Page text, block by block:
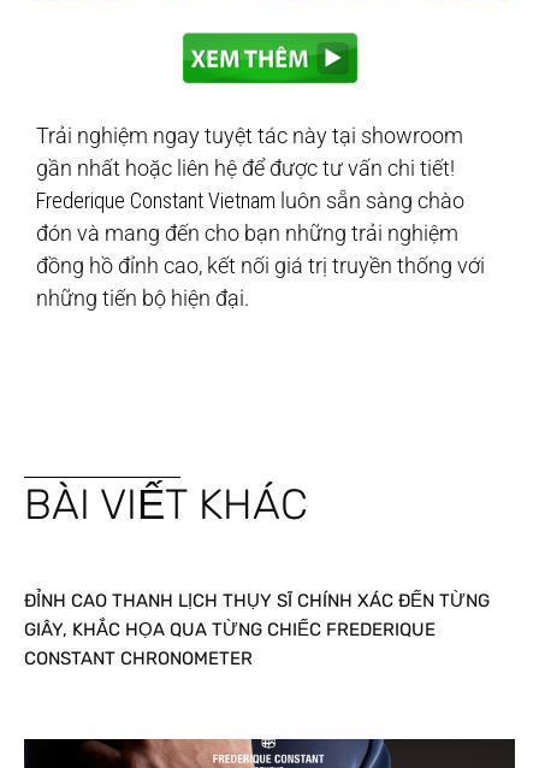
Trải nghiệm ngay tuyệt tác này tại showroom
gần nhất hoặc liên hệ để được tư vấn chi tiết!
Frederique Constant Vietnam luôn sẵn sàng chào
đón và mang đến cho bạn những trải nghiệm
đồng hồ đỉnh cao, kết nối giá trị truyền thống với
những tiến bộ hiện đại.
BÀI VIẾT KHÁC
ĐỈNH CAO THANH LỊCH THỤY SĨ CHÍNH XÁC ĐẾN TỪNG
GIÂY, KHẮC HỌA QUA TỪNG CHIẾC FREDERIQUE
CONSTANT CHRONOMETER